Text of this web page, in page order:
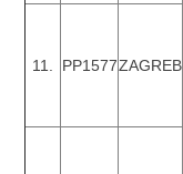
11. PP1577ZAGREB